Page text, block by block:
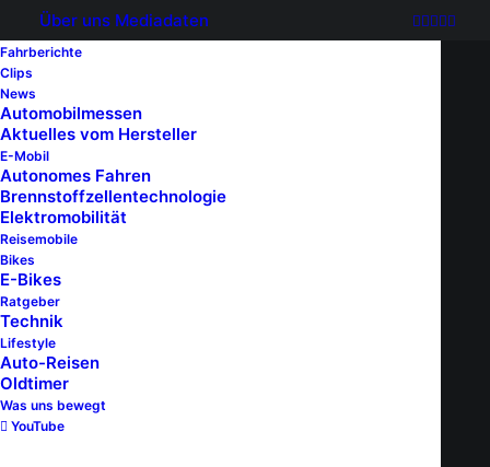
Über uns Mediadaten
Fahrberichte
Clips
News
Automobilmessen
Aktuelles vom Hersteller
E-Mobil
Autonomes Fahren
Brennstoffzellentechnologie
Elektromobilität
Reisemobile
Bikes
E-Bikes
Ratgeber
Technik
Lifestyle
Auto-Reisen
Oldtimer
Was uns bewegt
YouTube